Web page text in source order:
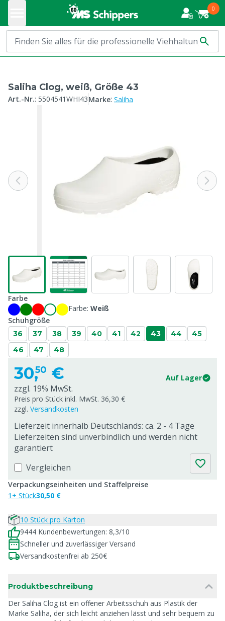
0
Saliha Clog, weiß, Größe 43
Art.-Nr.: 5504541WHI43Marke: Saliha
Farbe
Farbe: Weiß
Schuhgröße
36 37 38 39 40 41 42 43 44
45
46
47 48
30,50 € Auf Lager
zzgl. 19% MwSt.
Preis pro Stück inkl. MwSt. 36,30 €
zzgl. Versandkosten
Lieferzeit innerhalb Deutschlands: ca. 2 - 4 Tage
Lieferzeiten sind unverbindlich und werden nicht
garantiert
Vergleichen
Verpackungseinheiten und Staffelpreise
1+ Stück30,50 €
10 Stück pro Karton
9444 Kundenbewertungen: 8,3/10
Schneller und zuverlässiger Versand
Versandkostenfrei ab 250€
Produktbeschreibung
Der Saliha Clog ist ein offener Arbeitsschuh aus Plastik der
Marke Saliha, der sich leicht anziehen lässt und sehr bequem zu